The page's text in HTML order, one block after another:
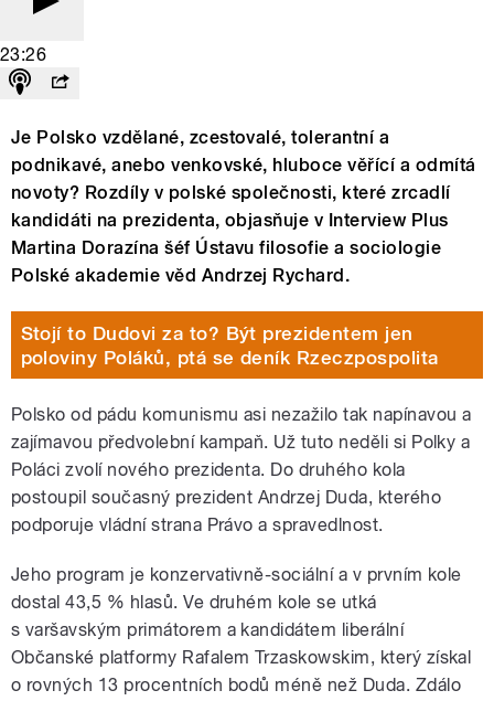
23:26
Je Polsko vzdělané, zcestovalé, tolerantní a
podnikavé, anebo venkovské, hluboce věřící a odmítá
novoty? Rozdíly v polské společnosti, které zrcadlí
kandidáti na prezidenta, objasňuje v Interview Plus
Martina Dorazína šéf Ústavu filosofie a sociologie
Polské akademie věd Andrzej Rychard.
Stojí to Dudovi za to? Být prezidentem jen
poloviny Poláků, ptá se deník Rzeczpospolita
Polsko od pádu komunismu asi nezažilo tak napínavou a
zajímavou předvolební kampaň. Už tuto neděli si Polky a
Poláci zvolí nového prezidenta. Do druhého kola
postoupil současný prezident Andrzej Duda, kterého
podporuje vládní strana Právo a spravedlnost.
Jeho program je konzervativně-sociální a v prvním kole
dostal 43,5 % hlasů. Ve druhém kole se utká
s varšavským primátorem a kandidátem liberální
Občanské platformy Rafalem Trzaskowskim, který získal
o rovných 13 procentních bodů méně než Duda. Zdálo